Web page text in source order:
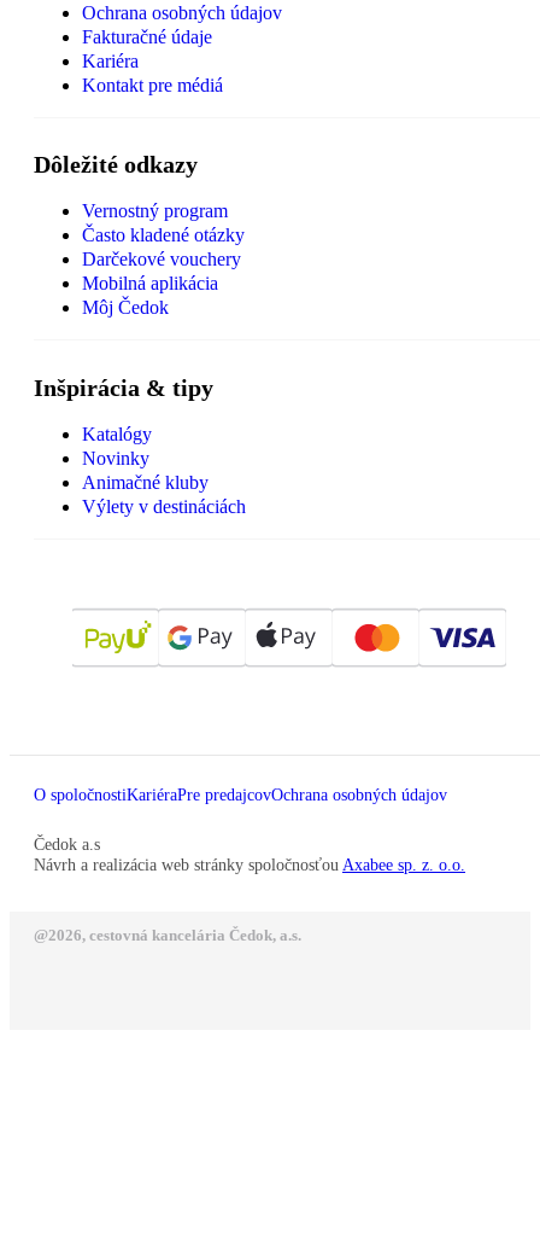
Ochrana osobných údajov
Fakturačné údaje
Kariéra
Kontakt pre médiá
Dôležité odkazy
Vernostný program
Často kladené otázky
Darčekové vouchery
Mobilná aplikácia
Môj Čedok
Inšpirácia & tipy
Katalógy
Novinky
Animačné kluby
Výlety v destináciách
O spoločnostiKariéraPre predajcovOchrana osobných údajov
Čedok a.s
Návrh a realizácia web stránky spoločnosťou Axabee sp. z. o.o.
@2026, cestovná kancelária Čedok, a.s.